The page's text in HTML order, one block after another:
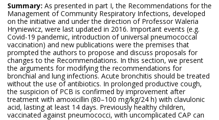
Summary: As presented in part I, the Recommendations for the
Management of Community Respiratory Infections, developed
on the initiative and under the direction of Professor Waleria
Hryniewicz, were last updated in 2016. Important events (e.g.
Covid-19 pandemic, introduction of universal pneumococcal
vaccination) and new publications were the premises that
prompted the authors to propose and discuss proposals for
changes to the Recommendations. In this section, we present
the arguments for modifying the recommendations for
bronchial and lung infections. Acute bronchitis should be treated
without the use of antibiotics. In prolonged productive cough,
the suspicion of PCB is confirmed by improvement after
treatment with amoxicillin (80–100 mg/kg/24 h) with clavulonic
acid, lasting at least 14 days. Previously healthy children,
vaccinated against pneumococci, with uncomplicated CAP can